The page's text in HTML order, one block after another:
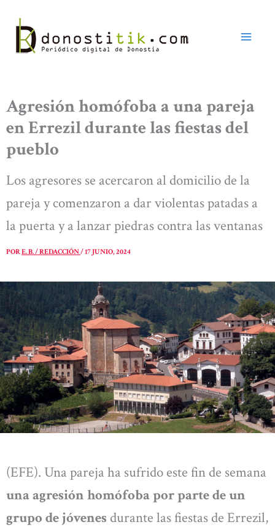
contenido
Agresión homófoba a una pareja
en Errezil durante las fiestas del
pueblo
Los agresores se acercaron al domicilio de la
pareja y comenzaron a dar violentas patadas a
la puerta y a lanzar piedras contra las ventanas
PORE. B. / REDACCIÓN/17 JUNIO, 2024
(EFE). Una pareja ha sufrido este fin de semana
una agresión homófoba por parte de un
grupo de jóvenes durante las fiestas de Errezil,